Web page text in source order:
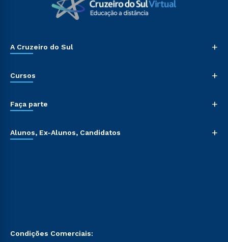
A Cruzeiro do Sul +
Cursos +
Faça parte +
Alunos, Ex-Alunos, Candidatos +
Condições Comerciais: